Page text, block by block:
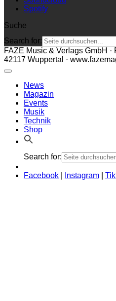
Spotify
Suche
Search for:
FAZE Music & Verlags GmbH ·
42117 Wuppertal ·
News
Magazin
Events
Musik
Technik
Shop
Search for:
Facebook Instagram